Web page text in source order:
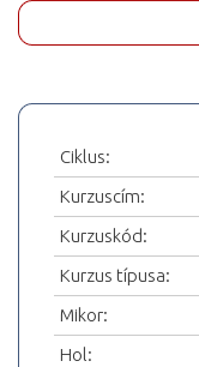
Ciklus:
Kurzuscím:
Kurzuskód:
Kurzus típusa:
Mikor:
Hol: